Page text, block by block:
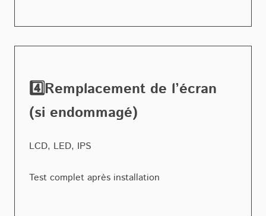
4️⃣Remplacement de l’écran
(si endommagé)
LCD, LED, IPS
Test complet après installation